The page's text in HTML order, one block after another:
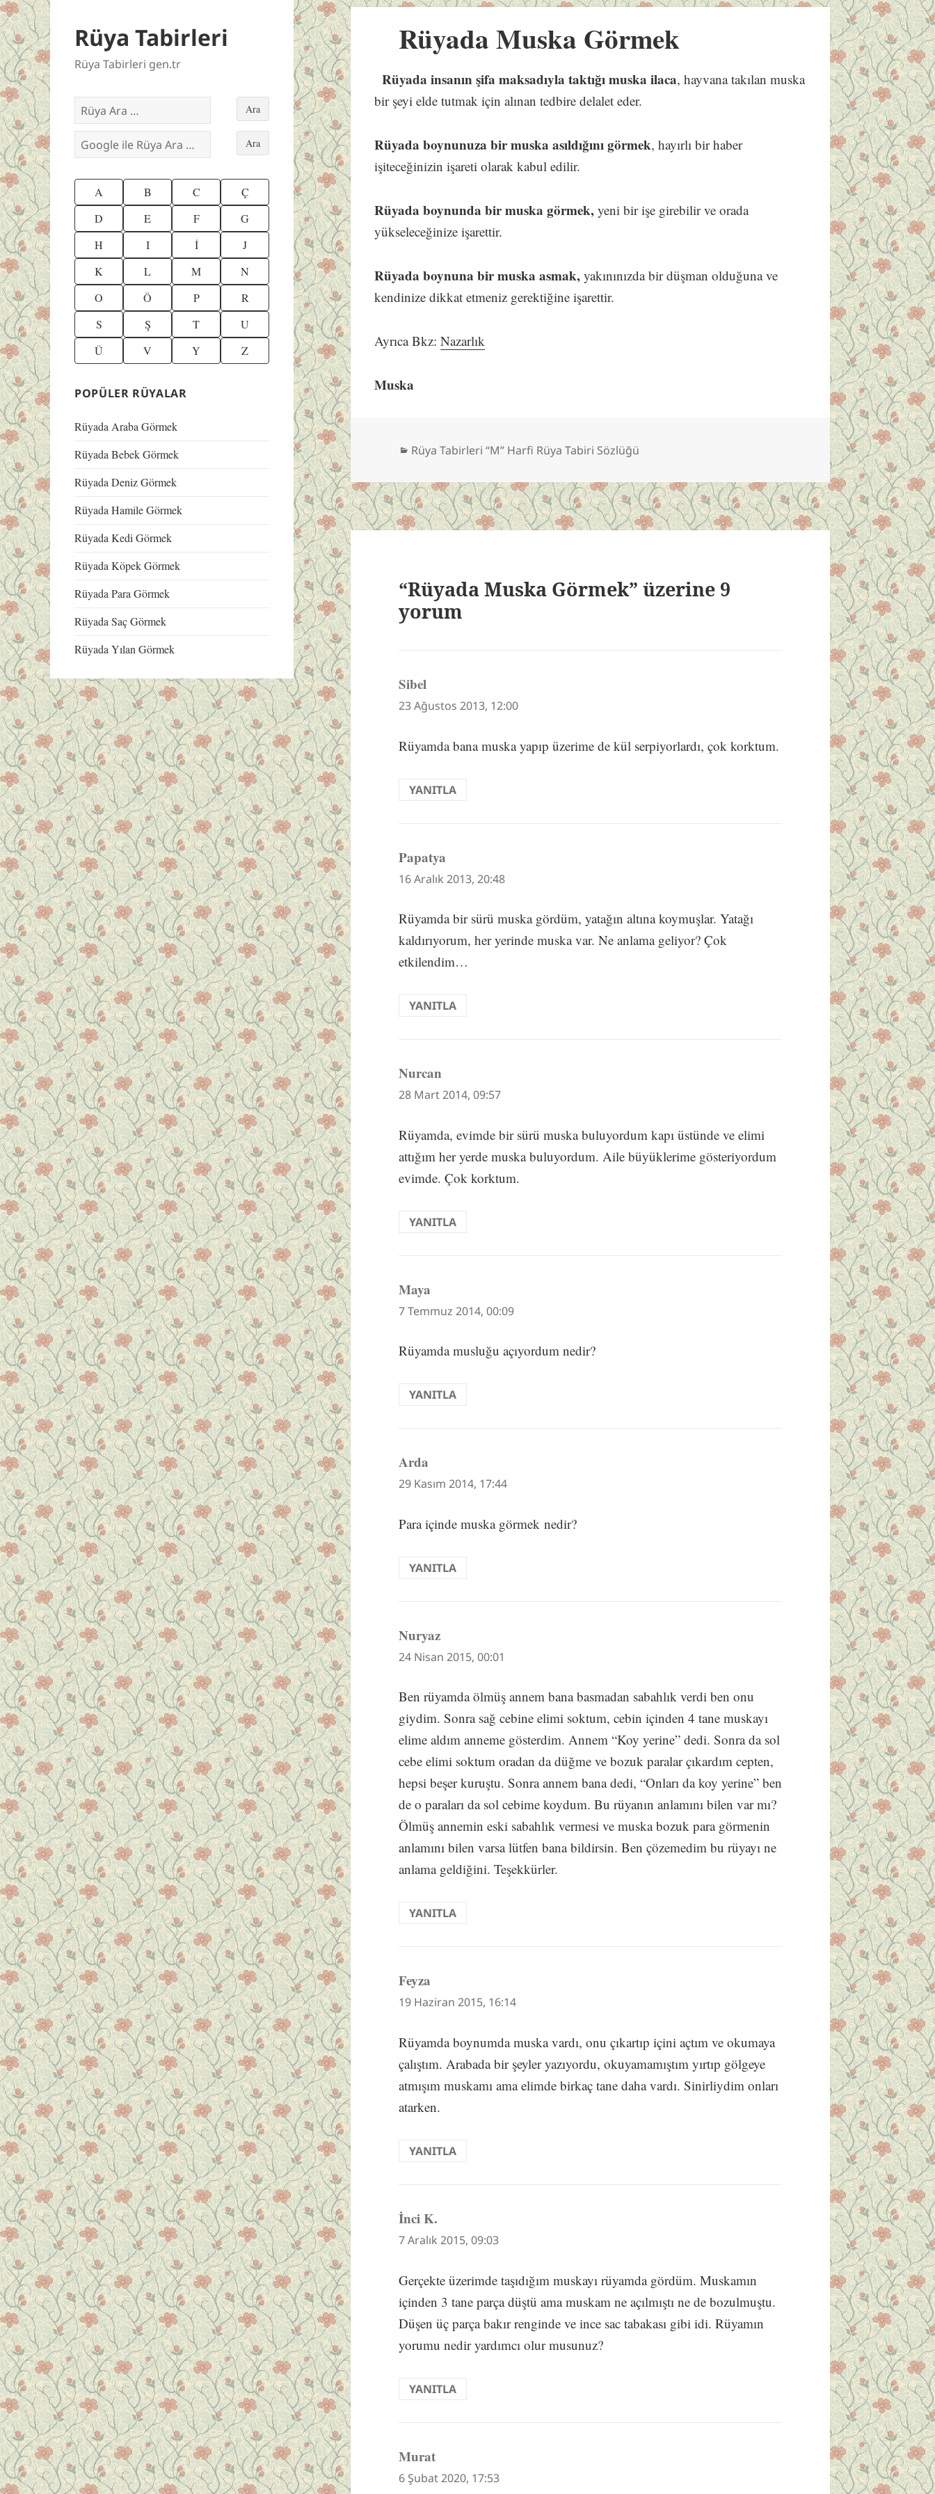
Rüya Tabirleri
Rüya Tabirleri gen.tr
A B C
Ç
D
E F
G
H
I İ
J
K
L M
N
O
Ö P
R
S
Ş T
U
Ü
V Y Z
POPÜLER RÜYALAR
Rüyada Araba Görmek
Rüyada Bebek Görmek
Rüyada Deniz Görmek
Rüyada Hamile Görmek
Rüyada Kedi Görmek
Rüyada Köpek Görmek
Rüyada Para Görmek
Rüyada Saç Görmek
Rüyada Yılan Görmek
Rüyada Muska Görmek
Rüyada insanın şifa maksadıyla taktığı muska ilaca, hayvana takılan muska
bir şeyi elde tutmak için alınan tedbire delalet eder.
Rüyada boynunuza bir muska asıldığını görmek, hayırlı bir haber
işiteceğinizin işareti olarak kabul edilir.
Rüyada boynunda bir muska görmek,yeni bir işe girebilir ve orada
yükseleceğinize işarettir.
Rüyada boynuna bir muska asmak, yakınınızda bir düşman olduğuna ve
kendinize dikkat etmeniz gerektiğine işarettir.
Ayrıca Bkz:Nazarlık
Muska
Kategoriler
Rüya Tabirleri “M” Harfi Rüya Tabiri Sözlüğü
“Rüyada Muska Görmek” üzerine 9
yorum
Sibeldedi
ki:
23 Ağustos 2013, 12:00
Rüyamda bana muska yapıp üzerime de kül serpiyorlardı, çok korktum.
YANITLA
Papatya
ki:
16 Aralık 2013, 20:48
Rüyamda bir sürü muska gördüm, yatağın altına koymuşlar. Yatağı
kaldırıyorum, her yerinde muska var. Ne anlama geliyor? Çok
etkilendim…
YANITLA
Nurcan
ki:
28 Mart 2014, 09:57
Rüyamda, evimde bir sürü muska buluyordum kapı üstünde ve elimi
attığım her yerde muska buluyordum. Aile büyüklerime gösteriyordum
evimde. Çok korktum.
YANITLA
Maya
ki:
7 Temmuz 2014, 00:09
Rüyamda musluğu açıyordum nedir?
YANITLA
Arda
ki:
29 Kasım 2014, 17:44
Para içinde muska görmek nedir?
YANITLA
Nuryazdedi
ki:
24 Nisan 2015, 00:01
Ben rüyamda ölmüş annem bana basmadan sabahlık verdi ben onu
giydim. Sonra sağ cebine elimi soktum, cebin içinden 4 tane muskayı
elime aldım anneme gösterdim. Annem “Koy yerine” dedi. Sonra da sol
cebe elimi soktum oradan da düğme ve bozuk paralar çıkardım cepten,
hepsi beşer kuruştu. Sonra annem bana dedi, “Onları da koy yerine” ben
de o paraları da sol cebime koydum. Bu rüyanın anlamını bilen var mı?
Ölmüş annemin eski sabahlık vermesi ve muska bozuk para görmenin
anlamını bilen varsa lütfen bana bildirsin. Ben çözemedim bu rüyayı ne
anlama geldiğini. Teşekkürler.
YANITLA
Feyza
ki:
19 Haziran 2015, 16:14
Rüyamda boynumda muska vardı, onu çıkartıp içini açtım ve okumaya
çalıştım. Arabada bir şeyler yazıyordu, okuyamamıştım yırtıp gölgeye
atmışım muskamı ama elimde birkaç tane daha vardı. Sinirliydim onları
atarken.
YANITLA
İnci K.
ki:
7 Aralık 2015, 09:03
Gerçekte üzerimde taşıdığım muskayı rüyamda gördüm. Muskamın
içinden 3 tane parça düştü ama muskam ne açılmıştı ne de bozulmuştu.
Düşen üç parça bakır renginde ve ince sac tabakası gibi idi. Rüyamın
yorumu nedir yardımcı olur musunuz?
YANITLA
Muratdedi
ki:
6 Şubat 2020, 17:53